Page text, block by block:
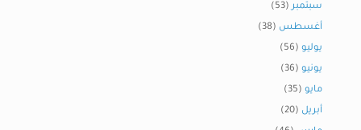
سبتمبر (53)
أغسطس (38)
يوليو (56)
يونيو (36)
مايو (35)
أبريل (20)